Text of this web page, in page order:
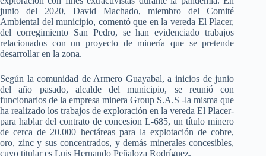
junio del 2020, David Machado, miembro del Comité
Ambiental del municipio, comentó que en la vereda El Placer,
del corregimiento San Pedro, se han evidenciado trabajos
relacionados con un proyecto de minería que se pretende
desarrollar en la zona.
Según la comunidad de Armero Guayabal, a inicios de junio
del año pasado, alcalde del municipio, se reunió con
funcionarios de la empresa minera Group S.A.S -la misma que
ha realizado los trabajos de exploración en la vereda El Placer-
para hablar del contrato de concesion L-685, un título minero
de cerca de 20.000 hectáreas para la explotación de cobre,
oro, zinc y sus concentrados, y demás minerales concesibles,
cuyo titular es Luis Hernando Peñaloza Rodríguez.